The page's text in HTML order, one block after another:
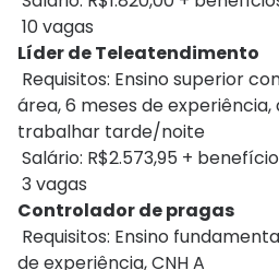
10 vagas
Líder de Teleatendimento
Requisitos: Ensino superior
área, 6 meses de
trabalhar tarde/noite
Salário: R$2.573,95 +
3 vagas
Controlador de pragas
Requisitos: Ensino
de experiência, CNH A